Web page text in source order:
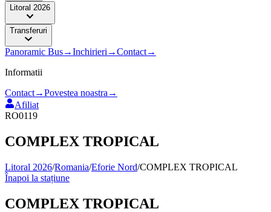
Litoral 2026
Transferuri
Panoramic Bus→Inchirieri →Contact→
Informatii
Contact→Povestea noastra →
Afiliat
RO0119
COMPLEX TROPICAL
Litoral 2026/Romania/Eforie Nord/COMPLEX TROPICAL
Înapoi la stațiune
COMPLEX TROPICAL